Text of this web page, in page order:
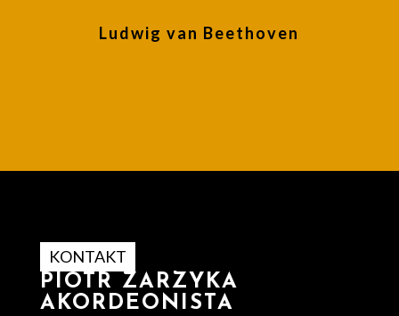
Ludwig van Beethoven
KONTAKT
PIOTR ZARZYKA
AKORDEONISTA